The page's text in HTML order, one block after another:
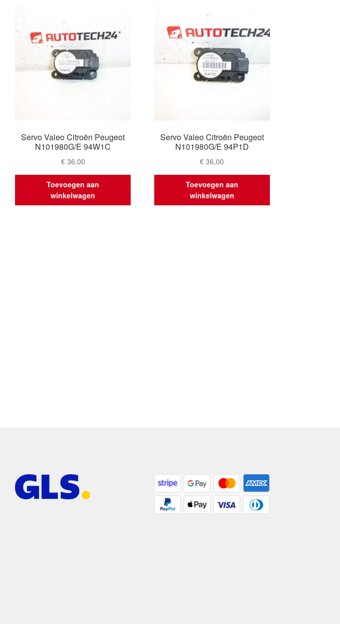
Servo Valeo Citroën Peugeot
N101980G/E 94W1C
€36,00
Toevoegen aan
winkelwagen
Servo Valeo Citroën Peugeot
N101980G/E 94P1D
€ 36,00
Toevoegen aan
winkelwagen